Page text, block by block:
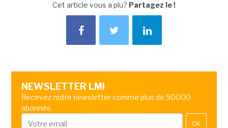
Cet article vous a plu? Partagez le !
NEWSLETTER LMI
Recevez notre newsletter comme plus de 50000
abonnés
OK